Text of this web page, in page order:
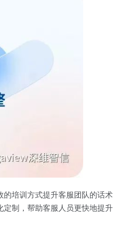
的培训方式提升客服团队的话术
定制，帮助客服人员更快地提升